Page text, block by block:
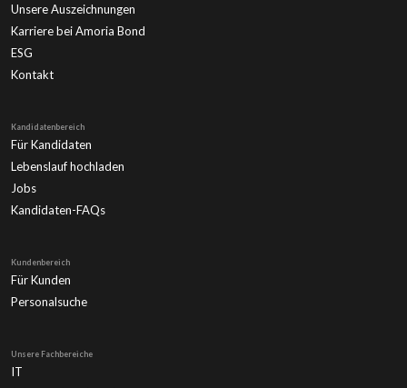
Unsere Auszeichnungen
Karriere bei Amoria Bond
ESG
Kontakt
Kandidatenbereich
Für Kandidaten
Lebenslauf hochladen
Jobs
Kandidaten-FAQs
Kundenbereich
Für Kunden
Personalsuche
Unsere Fachbereiche
IT